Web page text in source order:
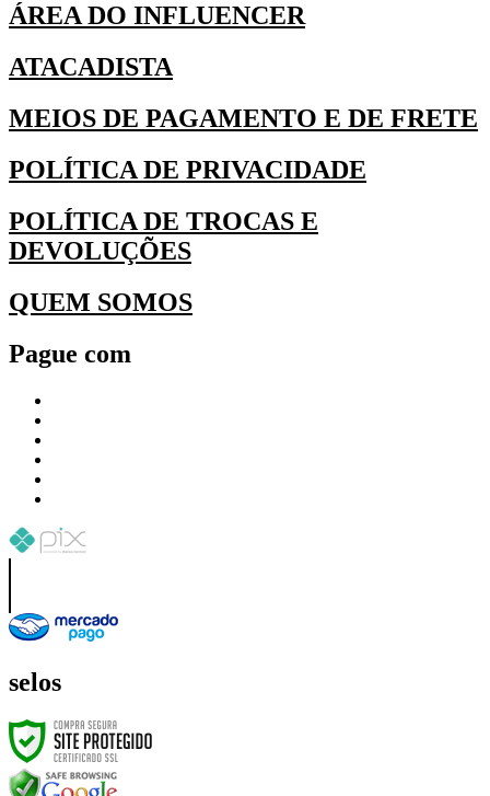
ÁREA DO INFLUENCER
ATACADISTA
MEIOS DE PAGAMENTO E DE FRETE
POLÍTICA DE PRIVACIDADE
POLÍTICA DE TROCAS E
DEVOLUÇÕES
QUEM SOMOS
Pague com
selos